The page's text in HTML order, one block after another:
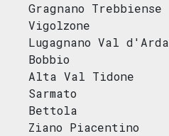
Gragnano Trebbiense
Vigolzone
Lugagnano Val d'Arda
Bobbio
Alta Val Tidone
Sarmato
Bettola
Ziano Piacentino